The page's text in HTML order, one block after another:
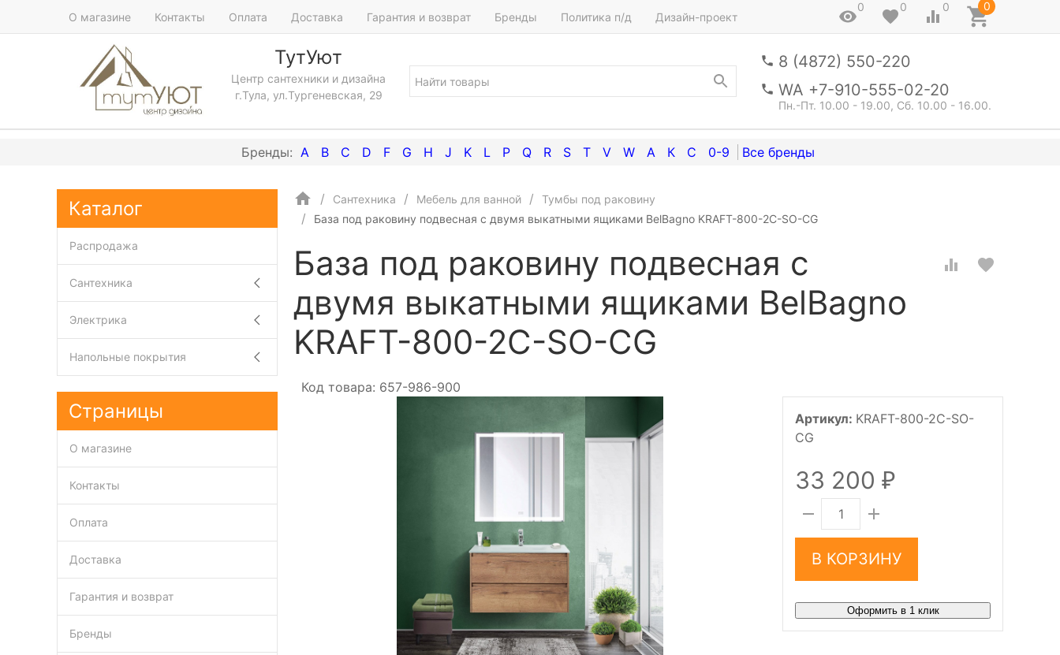
О магазине Контакты Оплата Доставка Гарантия и возврат Бренды Политика п/д Дизайн-проект
0 0 0 0
ТутУют
Центр сантехники и дизайна
г.Тула, ул.Тургеневская, 29
8 (4872) 550-220
WA +7-910-555-02-20
Пн.-Пт. 10.00 - 19.00, Сб. 10.00 - 16.00.
A B C D F G H J K L P Q R S T V W А К С 0-9
Сантехника Мебель для ванной
Тумбы под раковину
База под раковину подвесная с двумя выкатными ящиками BelBagno KRAFT-800-2C-SO-CG
База под раковину подвесная с
двумя выкатными ящиками BelBagno
KRAFT-800-2C-SO-CG
Код товара: 657-986-900
Артикул: KRAFT-800-2C-SO-
CG
33 200 ₽
В КОРЗИНУ
Оформить в 1 клик
Каталог
Распродажа
Сантехника
Электрика
Напольные покрытия
Страницы
О магазине
Контакты
Оплата
Доставка
Гарантия и возврат
Бренды